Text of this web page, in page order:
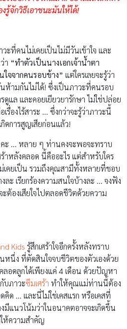
รู้จักวิธีเอาชนะมันให้ได้!
ะที่คนไม่เคยเป็นไม่มีวันเข้าใจ และ
า “ทำตัวเป็นนางเอกเจ้าน้ำตา
ใจจากคนรอบข้าง” แต่ใครเลยจะรู้ว่า
ห้ามกันไม่ได้! ซึ่งเป็นภาวะที่คนรอบ
ดูแล และคอยเยียวยารักษา ไม่ใช่ปล่อย
รื่องไร้สาระ … ซึ่งกว่าจะรู้ว่าภาวะนี้
กิดการสูญเสียก่อนแล้ว!
… หลาย ๆ ท่านคงจะพอจะทราบ
าหลังคลอด นี้คืออะไร แต่สำหรับใคร
คยเป็น รวมถึงคุณสามีทั้งหลายที่ชอบ
ะ เรียกร้องความสนใจบ้างละ … จงฟัง
ต้องเสียใจไปตลอดชีวิตด้วยความ
Kids รู้สึกเศร้าใจอีกครั้งหลังทราบ
หนึ่ง ที่ตัดสินใจจบชีวิตของตัวเองด้วย
อดลูกได้เพียงแค่ 4 เดือน ด้วยปัญหา
บภาวะซึมเศร้า ทำให้คุณแม่ท่านนี้ต้อง
คิด … และนี่ไม่ใช่เคสแรก หรือเคสที่
มีแนวโน้มว่าในอนาคตอาจจะเกิดขึ้น
ห้ความสำคัญ